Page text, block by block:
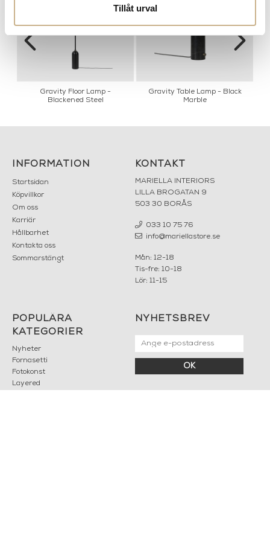
Tillåt urval
Gravity Floor Lamp -
Blackened Steel
Gravity Table Lamp - Black
Marble
INFORMATION
Startsidan
Köpvillkor
Om oss
Karriär
Hållbarhet
Kontakta oss
Sommarstängt
KONTAKT
MARIELLA INTERIORS
LILLA BROGATAN 9
503 30 BORÅS
033 10 75 76
info@mariellastore.se
Mån: 12-18
Tis-fre: 10-18
Lör: 11-15
POPULÄRA
KATEGORIER
Nyheter
Fornasetti
Fotokonst
Layered
NYHETSBREV
OK